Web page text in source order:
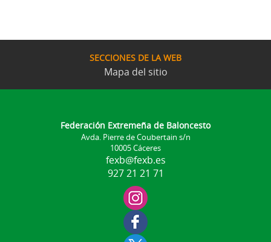
SECCIONES DE LA WEB
Mapa del sitio
Federación Extremeña de Baloncesto
Avda. Pierre de Coubertain s/n
10005 Cáceres
fexb@fexb.es
927 21 21 71